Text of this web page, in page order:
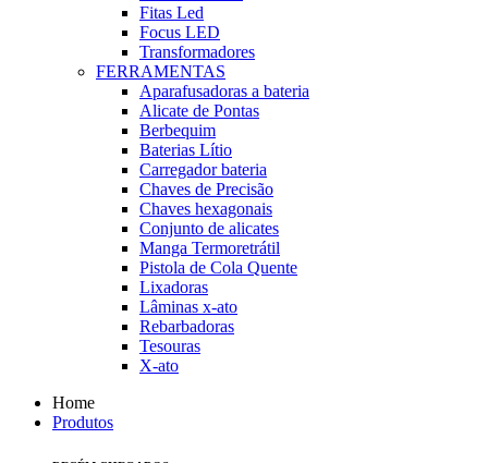
Fitas Led
Focus LED
Transformadores
FERRAMENTAS
Aparafusadoras a bateria
Alicate de Pontas
Berbequim
Baterias Lítio
Carregador bateria
Chaves de Precisão
Chaves hexagonais
Conjunto de alicates
Manga Termoretrátil
Pistola de Cola Quente
Lixadoras
Lâminas x-ato
Rebarbadoras
Tesouras
X-ato
Home
Produtos